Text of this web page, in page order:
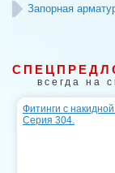
Запорная
всегда на
Фитинги с накидной
Серия 304.